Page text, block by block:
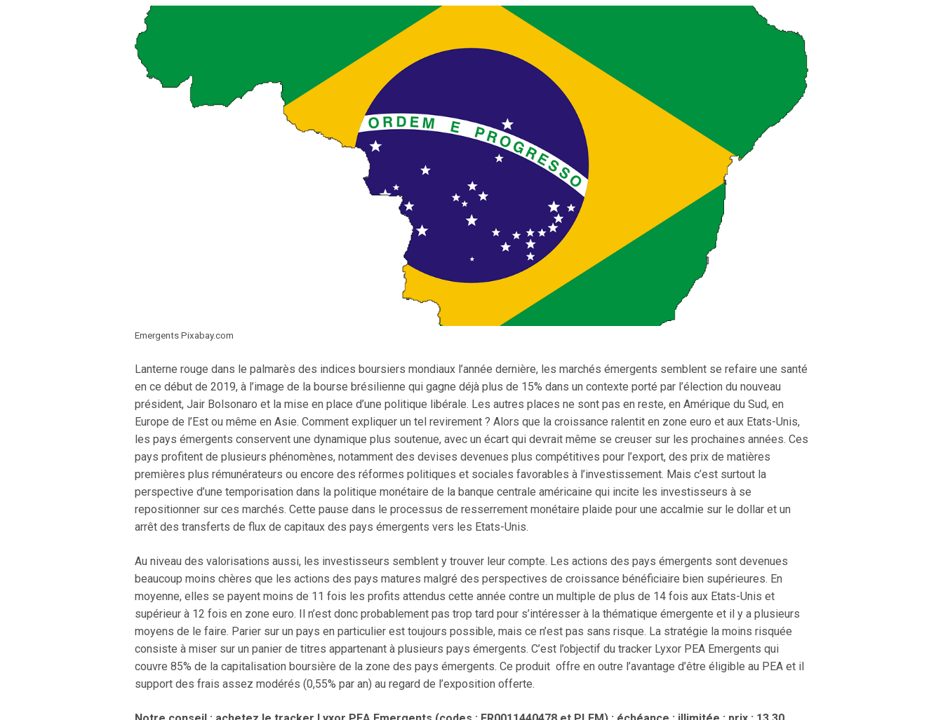
Emergents Pixabay.com
Lanterne rouge dans le palmarès des indices boursiers mondiaux l’année dernière, les marchés émergents semblent se refaire une santé
en ce début de 2019, à l’image de la bourse brésilienne qui gagne déjà plus de 15% dans un contexte porté par l’élection du nouveau
président, Jair Bolsonaro et la mise en place d’une politique libérale. Les autres places ne sont pas en reste, en Amérique du Sud, en
Europe de l’Est ou même en Asie. Comment expliquer un tel revirement ? Alors que la croissance ralentit en zone euro et aux Etats-Unis,
les pays émergents conservent une dynamique plus soutenue, avec un écart qui devrait même se creuser sur les prochaines années. Ces
pays profitent de plusieurs phénomènes, notamment des devises devenues plus compétitives pour l’export, des prix de matières
premières plus rémunérateurs ou encore des réformes politiques et sociales favorables à l’investissement. Mais c’est surtout la
perspective d’une temporisation dans la politique monétaire de la banque centrale américaine qui incite les investisseurs à se
repositionner sur ces marchés. Cette pause dans le processus de resserrement monétaire plaide pour une accalmie sur le dollar et un
arrêt des transferts de flux de capitaux des pays émergents vers les Etats-Unis.
Au niveau des valorisations aussi, les investisseurs semblent y trouver leur compte. Les actions des pays émergents sont devenues
beaucoup moins chères que les actions des pays matures malgré des perspectives de croissance bénéficiaire bien supérieures. En
moyenne, elles se payent moins de 11 fois les profits attendus cette année contre un multiple de plus de 14 fois aux Etats-Unis et
supérieur à 12 fois en zone euro. Il n’est donc probablement pas trop tard pour s’intéresser à la thématique émergente et il y a plusieurs
moyens de le faire. Parier sur un pays en particulier est toujours possible, mais ce n’est pas sans risque. La stratégie la moins risquée
consiste à miser sur un panier de titres appartenant à plusieurs pays émergents. C’est l’objectif du tracker Lyxor PEA Emergents qui
couvre 85% de la capitalisation boursière de la zone des pays émergents. Ce produit offre en outre l’avantage d’être éligible au PEA et il
support des frais assez modérés (0,55% par an) au regard de l’exposition offerte.